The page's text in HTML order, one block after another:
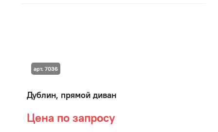
Дублин, прямой диван
Цена по запросу
арт. 7036